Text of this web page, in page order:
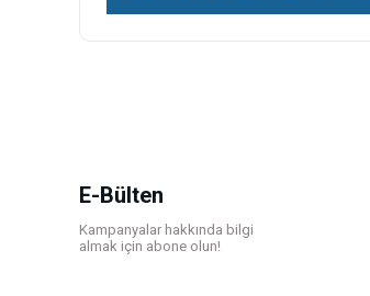
Bu ürünün fiyat bilgisi, resim, ürün
Bu ürüne benzer farklı alternatifler
E-Bülten
Kampanyalar hakkında bilgi
almak için abone olun!